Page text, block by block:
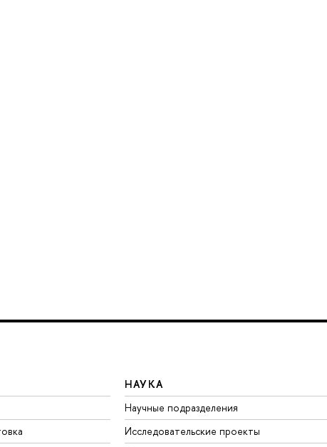
НАУКА
Научные подразделения
Исследовательские проекты